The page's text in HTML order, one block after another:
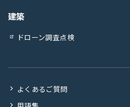
建築
ドローン調査点検
よくあるご質問